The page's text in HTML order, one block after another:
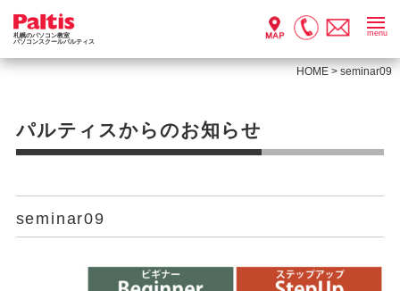
札幌のパソコン教室
パソコンスクールパルティス
menu
HOME >seminar09
パルティスからのお知らせ
seminar09